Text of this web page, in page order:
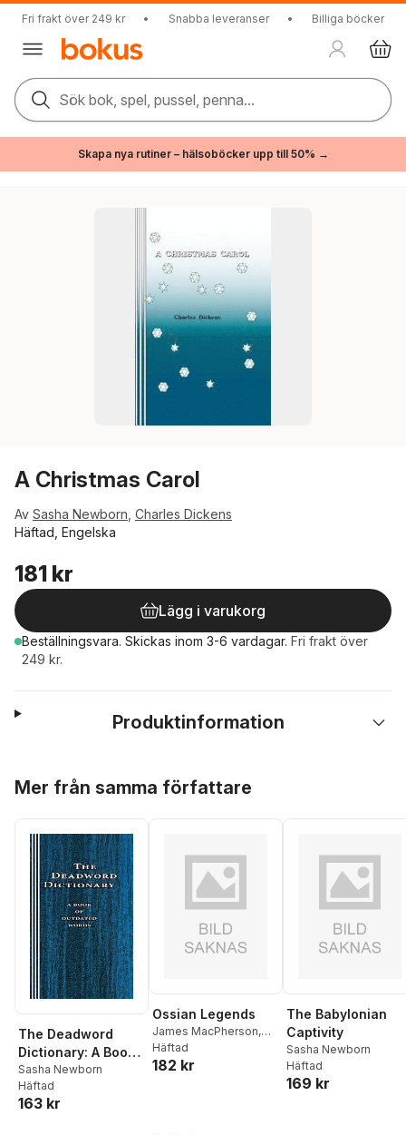
Fri frakt över 249 kr • Snabba leveranser • Billiga böcker
Sök bok, spel, pussel, penna...
Skapa nya rutiner – hälsoböcker upp till 50% →
A Christmas Carol
Av Sasha Newborn Charles Dickens
Häftad, Engelska
181 kr
Lägg i varukorg
Beställningsvara. Skickas inom 3-6 vardagar. Fri frakt över
249 kr.
Produktinformation
Mer från samma författare
The Deadword
Dictionary: A Book
of Outdated Words
Sasha Newborn
Häftad
163 kr
Ossian Legends
James MacPherson,
Sasha Newborn
Häftad
182 kr
The Babylonian
Captivity
Sasha Newborn
Häftad
169 kr